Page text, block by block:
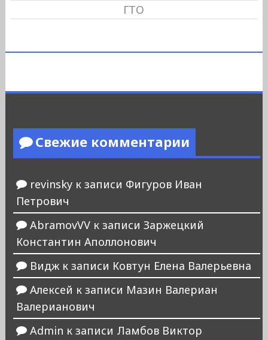
ГТО
Свежие комментарии
revinskyк записи Фигуров Иван
Петрович
AbramovVVк записи Заржецкий
Константин Аполлонович
Виджк записи Ковтун Елена Валерьевна
Алексей к записи Мазин Валериан
Валерианович
Admin к записи Ламбов Виктор